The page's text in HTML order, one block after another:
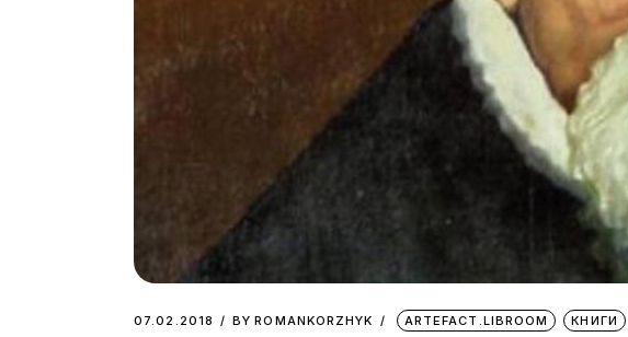
07.02.2018 BY ROMANKORZHYK ARTEFACT.LIBROOM КНИГИ